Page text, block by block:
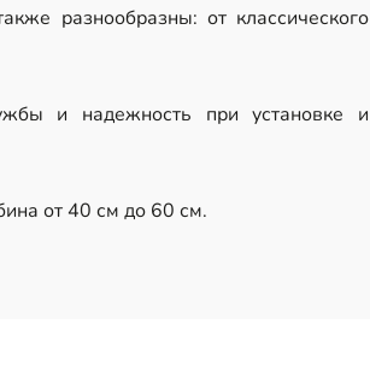
разнообразны: от классического
и надежность при установке и
от 40 см до 60 см.